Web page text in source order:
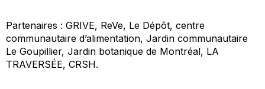
Partenaires : GRIVE, ReVe, Le Dépôt, centre
communautaire d’alimentation, Jardin communautaire
Le Goupillier, Jardin botanique de Montréal, LA
TRAVERSÉE, CRSH.